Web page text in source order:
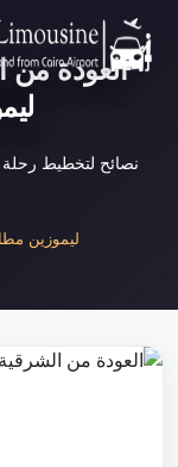
نحن
العودة من
نصائح لتخطيط رحلة
ليموزين مطار